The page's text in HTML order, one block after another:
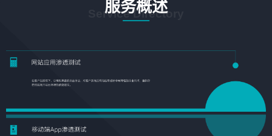
服务概述
Service Directory